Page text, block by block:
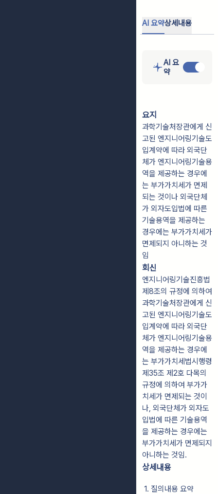
AI 요약상세내용
AI 요
약
요지
과학기술처장관에게 신
고된 엔지니어링기술도
입계약에 따라 외국단
체가 엔지니어링기술용
역을 제공하는 경우에
는 부가가치세가 면제
되는 것이나 외국단체
가 외자도입법에 따른
기술용역을 제공하는
경우에는 부가가치세가
면제되지 아니하는 것
임
회신
엔지니어링기술진흥법
제8조의 규정에 의하여
과학기술처장관에게 신
고된 엔지니어링기술도
입계약에 따라 외국단
체가 엔지니어링기술용
역을 제공하는 경우에
는 부가가치세법시행령
제35조 제2호 다목의
규정에 의하여 부가가
치세가 면제되는 것이
나, 외국단체가 외자도
입법에 따른 기술용역
을 제공하는 경우에는
부가가치세가 면제되지
아니하는 것임.
상세내용
1. 질의내용 요약